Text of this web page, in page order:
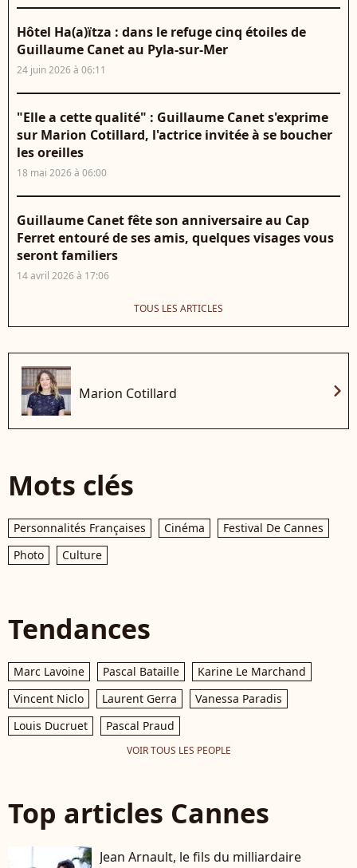
Hôtel Ha(a)ïtza : dans le refuge cinq étoiles de
Guillaume Canet au Pyla-sur-Mer
24 juin 2026 à 06:11
"Elle a cette qualité" : Guillaume Canet s'exprime
sur Marion Cotillard, l'actrice invitée à se boucher
les oreilles
18 mai 2026 à 06:00
Guillaume Canet fête son anniversaire au Cap
Ferret entouré de ses amis, quelques visages vous
seront familiers
14 avril 2026 à 17:06
TOUS LES ARTICLES
Marion Cotillard chevron_right
Mots clés
Personnalités Françaises Cinéma
Festival De Cannes
Photo
Culture
Tendances
Marc Lavoine Pascal Bataille
Karine Le Marchand
Vincent Niclo
Laurent Gerra
Vanessa Paradis
Louis Ducruet
Pascal Praud
VOIR TOUS LES PEOPLE
Top articles Cannes
Jean Arnault, le fils du milliardaire